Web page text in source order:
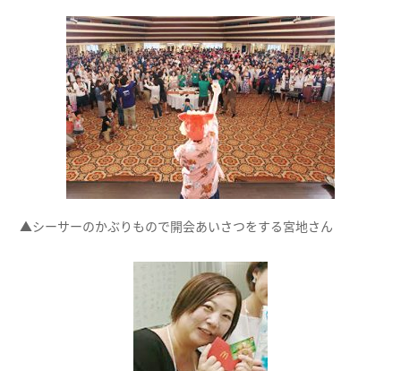
▲シーサーのかぶりもので開会あいさつをする宮地さん